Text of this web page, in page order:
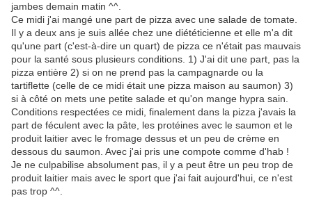
jambes demain matin ^^.
Ce midi j'ai mangé une part de pizza avec une salade de tomate.
Il y a deux ans je suis allée chez une diététicienne et elle m'a dit
qu'une part (c'est-à-dire un quart) de pizza ce n'était pas mauvais
pour la santé sous plusieurs conditions. 1) J'ai dit une part, pas la
pizza entière 2) si on ne prend pas la campagnarde ou la
tartiflette (celle de ce midi était une pizza maison au saumon) 3)
si à côté on mets une petite salade et qu'on mange hypra sain.
Conditions respectées ce midi, finalement dans la pizza j'avais la
part de féculent avec la pâte, les protéines avec le saumon et le
produit laitier avec le fromage dessus et un peu de crème en
dessous du saumon. Avec j'ai pris une compote comme d'hab !
Je ne culpabilise absolument pas, il y a peut être un peu trop de
produit laitier mais avec le sport que j'ai fait aujourd'hui, ce n'est
pas trop ^^.